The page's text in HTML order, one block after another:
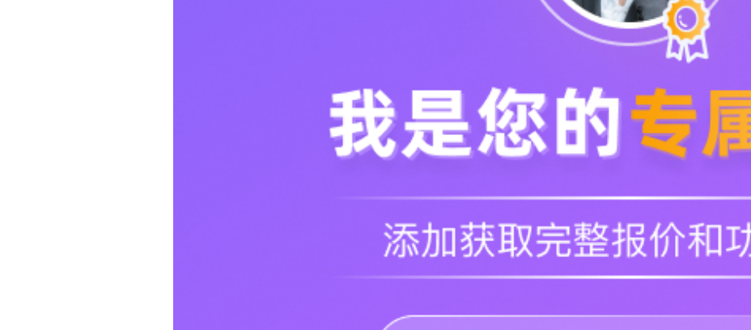
(1) 轻流收集和保存的个人信息仅用于个人身份的识别，不作其他用途；
个人信息及隐私保护方式请参见第三方服务提供商的个人信息及隐私保护政策及企业与第三方